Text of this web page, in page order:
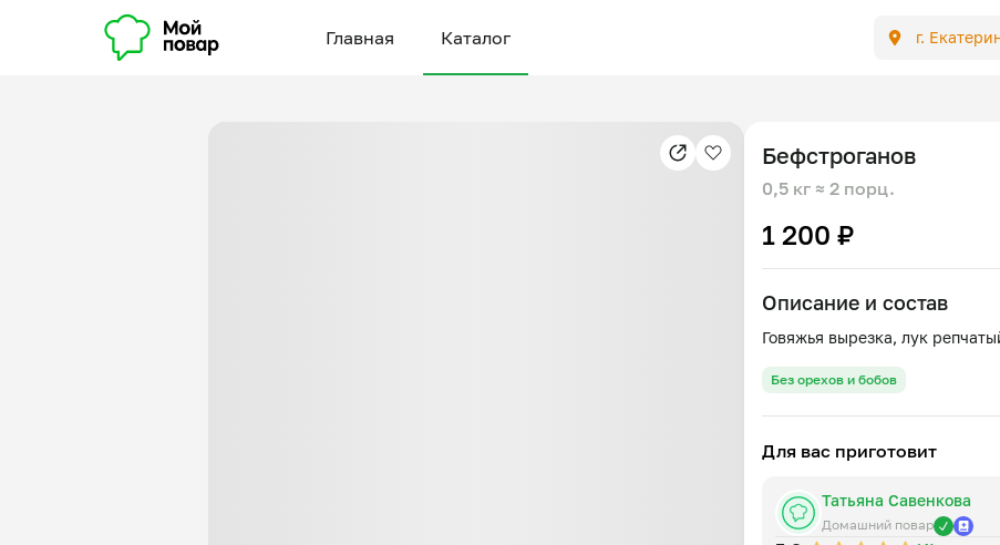
Главная Каталог г.
Бефстроганов
0,5 кг ≈ 2 порц.
1 200 ₽
Описание и состав
Без орехов и бобов
Для вас приготовит
Татьяна Савенкова
Домашний повар